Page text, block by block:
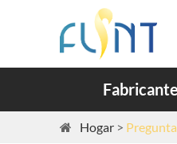
Fabricante
Hogar